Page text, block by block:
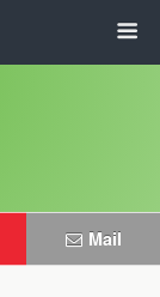
Mail